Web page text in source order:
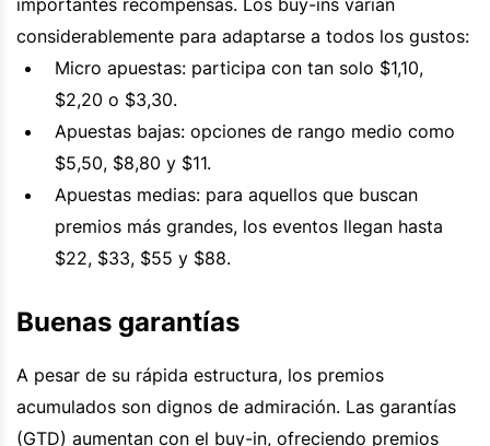
considerablemente para adaptarse a todos los gustos:
Micro apuestas: participa con tan solo $1,10,
$2,20 o $3,30.
Apuestas bajas: opciones de rango medio como
$5,50, $8,80 y $11.
Apuestas medias: para aquellos que buscan
premios más grandes, los eventos llegan hasta
$22, $33, $55 y $88.
Buenas garantías
A pesar de su rápida estructura, los premios
acumulados son dignos de admiración. Las garantías
(GTD) aumentan con el buy-in, ofreciendo premios